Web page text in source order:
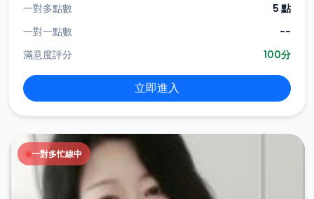
一對多點數
5 點
一對一點數
--
滿意度評分
100分
立即進入
一對多忙線中